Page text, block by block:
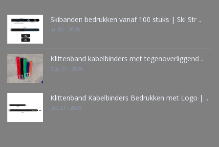
Skibanden bedrukken vanaf 100 stuks | Ski Str ..
Jul 05 - 2026
Klittenband kabelbinders met tegenoverliggend ..
May 21 - 2026
Klittenband Kabelbinders Bedrukken met Logo | ..
Dec 21 - 2025